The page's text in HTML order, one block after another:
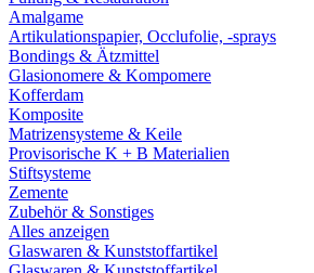
Amalgame
Artikulationspapier, Occlufolie, -sprays
Bondings & Ätzmittel
Glasionomere & Kompomere
Kofferdam
Komposite
Matrizensysteme & Keile
Provisorische K + B Materialien
Stiftsysteme
Zemente
Zubehör & Sonstiges
Alles anzeigen
Glaswaren & Kunststoffartikel